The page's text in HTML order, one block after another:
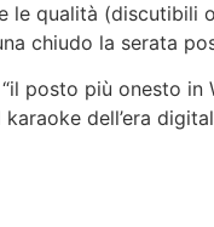
qualità
chiudo la serata
posto più onesto
dell’era